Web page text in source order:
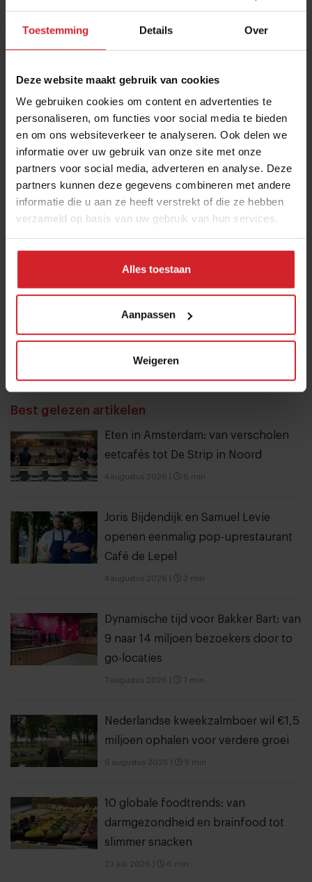
Toestemming Details Over
Deze website maakt gebruik van cookies
We gebruiken cookies om content en advertenties te
personaliseren, om functies voor social media te bieden
en om ons websiteverkeer te analyseren. Ook delen we
informatie over uw gebruik van onze site met onze
partners voor social media, adverteren en analyse. Deze
partners kunnen deze gegevens combineren met andere
informatie die u aan ze heeft verstrekt of die ze hebben
verzameld op basis van uw gebruik van hun services.
Alles toestaan
Aanpassen
Weigeren
niet kent, zul je het ook niet op de muur terug kunnen
sterrenrestaurants en dat is precies wat De Rozario wil
andere chefs en doet nu wat hij zelf wil.
Deel artikel
Meld je aan voor de nieuwsbrief
THANKS
Ja, ik wil graag drie keer per week de nieuwsbrief
voor meer informatie.
Best gelezen artikelen
Eten in Amsterdam: van verscholen
eetcafés tot De Strip in Noord
4 augustus 2026 6 min
Joris Bijdendijk en Samuel Levie
openen eenmalig pop-uprestaurant
Café de Lepel
4 augustus 2026 3 min
Dynamische tijd voor Bakker Bart: van
9 naar 14 miljoen bezoekers door to
go-locaties
7 augustus 2026 7 min
Nederlandse kweekzalmboer wil €1,5
miljoen ophalen voor verdere groei
6 augustus 2026 5 min
10 globale foodtrends: van
darmgezondheid en brainfood tot
slimmer snacken
23 juli 2026 6 min